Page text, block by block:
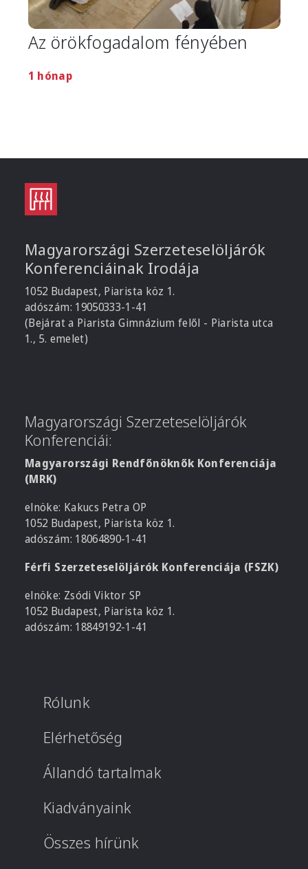
Az örökfogadalom fényében
1 hónap
Magyarországi Szerzeteselöljárók
Konferenciáinak Irodája
1052 Budapest, Piarista köz 1.
adószám: 19050333-1-41
(Bejárat a Piarista Gimnázium felől - Piarista utca
1., 5. emelet)
Magyarországi Szerzeteselöljárók
Konferenciái:
Magyarországi Rendfőnöknők Konferenciája
(MRK)
elnöke: Kakucs Petra OP
1052 Budapest, Piarista köz 1.
adószám: 18064890-1-41
Férfi Szerzeteselöljárók Konferenciája (FSZK)
elnöke: Zsódi Viktor SP
1052 Budapest, Piarista köz 1.
adószám: 18849192-1-41
Rólunk
Elérhetőség
Állandó tartalmak
Kiadványaink
Összes hírünk